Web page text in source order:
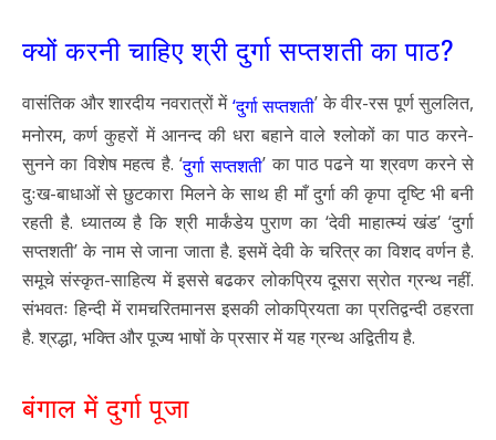
क्यों करनी चाहिए श्री दुर्गा सप्तशती का पाठ?
वासंतिक और शारदीय नवरात्रों में‘दुर्गा सप्तशती’ के वीर-रस पूर्ण सुललित,
मनोरम, कर्ण कुहरों में आनन्द की धरा बहाने वाले श्लोकों का पाठ करने-
सुनने का विशेष महत्व है. ‘दुर्गा सप्तशती’ का पाठ पढने या श्रवण करने से
दुःख-बाधाओं से छुटकारा मिलने के साथ ही माँ दुर्गा की कृपा दृष्टि भी बनी
रहती है. ध्यातव्य है कि श्री मार्कंडेय पुराण का ‘देवी माहात्म्यं खंड’ ‘दुर्गा
सप्तशती’ के नाम से जाना जाता है. इसमें देवी के चरित्र का विशद वर्णन है.
समूचे संस्कृत-साहित्य में इससे बढकर लोकप्रिय दूसरा स्रोत ग्रन्थ नहीं.
संभवतः हिन्दी में रामचरितमानस इसकी लोकप्रियता का प्रतिद्वन्दी ठहरता
है. श्रद्धा, भक्ति और पूज्य भाषों के प्रसार में यह ग्रन्थ अद्वितीय है.
बंगाल में दुर्गा पूजा